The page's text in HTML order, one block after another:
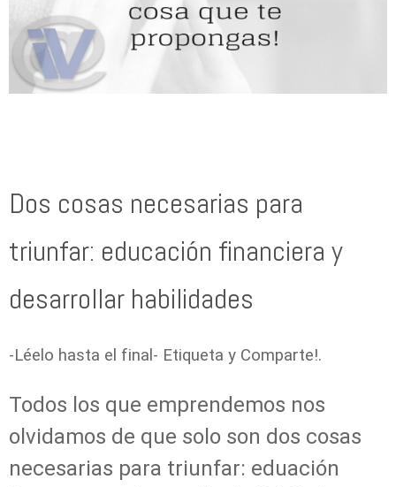
Dos cosas necesarias para
triunfar: educación financiera y
desarrollar habilidades
-Léelo hasta el final- Etiqueta y Comparte!.
Todos los que emprendemos nos
olvidamos de que solo son dos cosas
necesarias para triunfar: eduación